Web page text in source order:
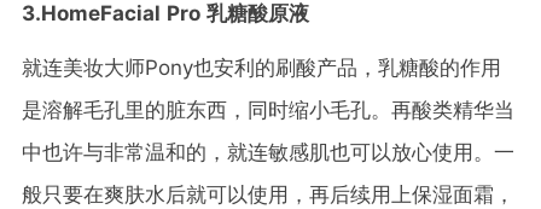
3.HomeFacial Pro 乳糖酸原液
就连美妆大师Pony也安利的刷酸产品，乳糖酸的作用
是溶解毛孔里的脏东西，同时缩小毛孔。再酸类精华当
中也许与非常温和的，就连敏感肌也可以放心使用。一
般只要在爽肤水后就可以使用，再后续用上保湿面霜，